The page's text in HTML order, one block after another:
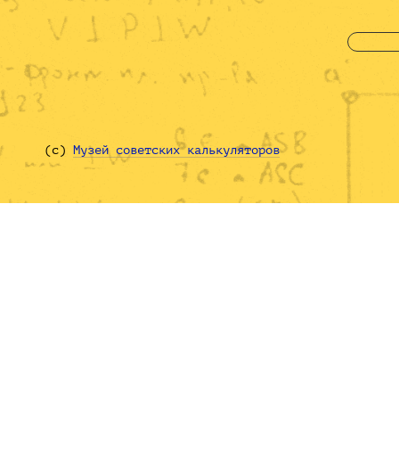
(с) Музей советских калькуляторов